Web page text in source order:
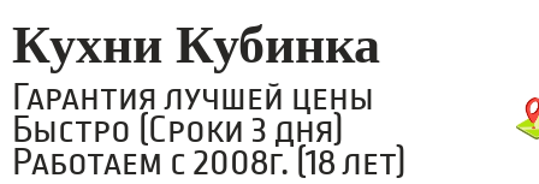
Кухни Кубинка
Гарантия лучшей цены
Быстро (Сроки 3 дня)
Работаем с 2008г. (18 лет)